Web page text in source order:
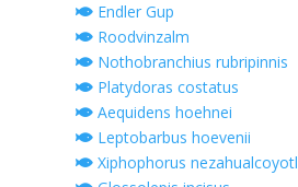
Endler Gup
Roodvinzalm
Nothobranchius rubripinnis
Platydoras costatus
Aequidens hoehnei
Leptobarbus hoevenii
Xiphophorus nezahualcoyotl